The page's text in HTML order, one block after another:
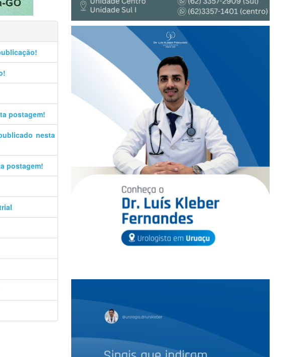
postagem!
nesta
postagem!